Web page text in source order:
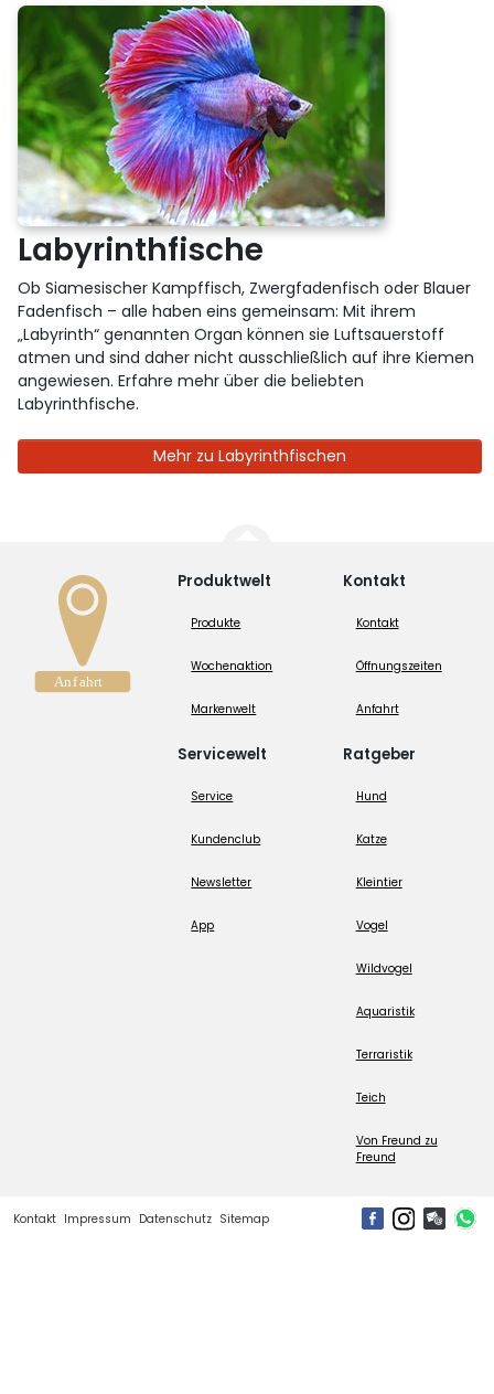
Labyrinthfische
Ob Siamesischer Kampffisch, Zwergfadenfisch oder Blauer
Fadenfisch – alle haben eins gemeinsam: Mit ihrem
„Labyrinth“ genannten Organ können sie Luftsauerstoff
atmen und sind daher nicht ausschließlich auf ihre Kiemen
angewiesen. Erfahre mehr über die beliebten
Labyrinthfische.
Mehr zu Labyrinthfischen
Produktwelt
Produkte
Wochenaktion
Markenwelt
Servicewelt
Service
Kundenclub
Newsletter
App
Kontakt
Kontakt
Öffnungszeiten
Anfahrt
Ratgeber
Hund
Katze
Kleintier
Vogel
Wildvogel
Aquaristik
Terraristik
Teich
Von Freund zu
Freund
Kontakt Impressum Datenschutz Sitemap